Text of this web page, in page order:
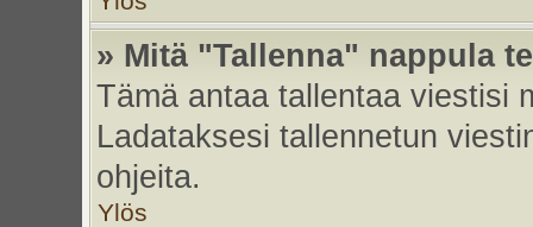
» Mitä "Tallenna" nappula
Tämä antaa tallentaa viestisi
Ladataksesi tallennetun
ohjeita.
Ylös